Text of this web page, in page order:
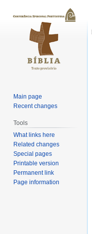
Main page
Recent changes
Tools
What links here
Related changes
Special pages
Printable version
Permanent link
Page information